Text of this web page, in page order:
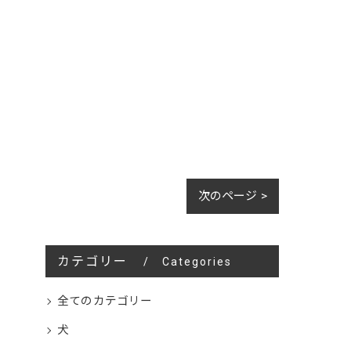
次のページ >
カテゴリー Categories
全てのカテゴリー
犬